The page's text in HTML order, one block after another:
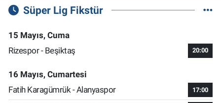
Süper Lig Fikstür
15 Mayıs, Cuma
Rizespor - Beşiktaş
20:00
16 Mayıs, Cumartesi
Fatih Karagümrük - Alanyaspor
17:00